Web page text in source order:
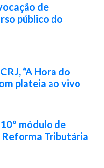
de
público do
“A Hora do
plateia ao vivo
módulo de
Reforma Tributária